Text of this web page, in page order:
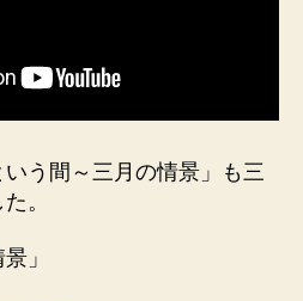
う間～三月の情景」も三
。
」